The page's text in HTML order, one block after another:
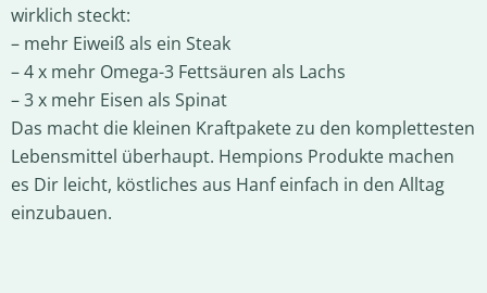
wirklich steckt:
– mehr Eiweiß als ein Steak
– 4 x mehr Omega-3 Fettsäuren als Lachs
– 3 x mehr Eisen als Spinat
Das macht die kleinen Kraftpakete zu den komplettesten
Lebensmittel überhaupt. Hempions Produkte machen
es Dir leicht, köstliches aus Hanf einfach in den Alltag
einzubauen.